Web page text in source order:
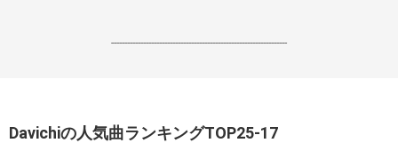
------------------------------------------------------------------
Davichiの人気曲ランキングTOP25-17